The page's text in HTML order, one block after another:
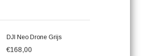
DJI Neo Drone Grijs
€168,00